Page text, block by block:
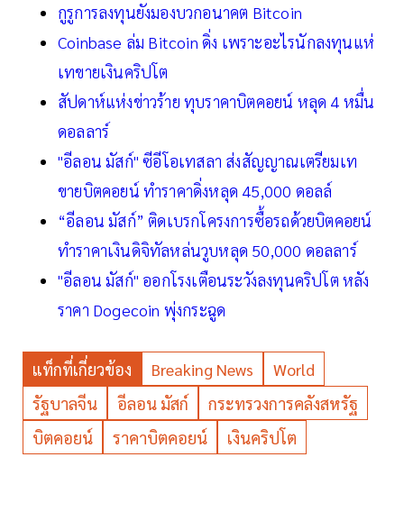
กูรูการลงทุนยังมองบวกอนาคต Bitcoin
Coinbase ล่ม Bitcoin ดิ่ง เพราะอะไรนักลงทุนแห่
เทขายเงินคริปโต
สัปดาห์แห่งข่าวร้าย ทุบราคาบิตคอยน์ หลุด 4 หมื่น
ดอลลาร์
"อีลอน มัสก์" ซีอีโอเทสลา ส่งสัญญาณเตรียมเท
ขายบิตคอยน์ ทำราคาดิ่งหลุด 45,000 ดอลล์
“อีลอน มัสก์” ติดเบรกโครงการซื้อรถด้วยบิตคอยน์
ทำราคาเงินดิจิทัลหล่นวูบหลุด 50,000 ดอลลาร์
"อีลอน มัสก์" ออกโรงเตือนระวังลงทุนคริปโต หลัง
ราคา Dogecoin พุ่งกระฉูด
แท็กที่เกี่ยวข้อง Breaking News
World
รัฐบาลจีน
อีลอน มัสก์
กระทรวงการคลังสหรัฐ
บิตคอยน์
ราคาบิตคอยน์ เงินคริปโต